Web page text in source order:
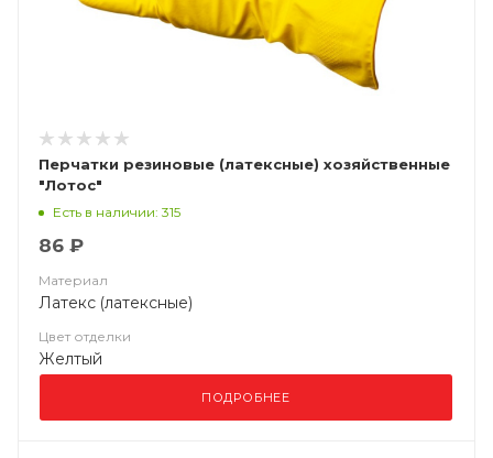
Перчатки резиновые (латексные) хозяйственные
"Лотос"
Есть в наличии: 315
86 ₽
Материал
Латекс (латексные)
Цвет отделки
Желтый
ПОДРОБНЕЕ